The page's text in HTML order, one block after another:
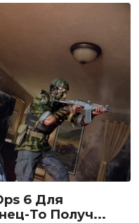
6 Для
То Получ...